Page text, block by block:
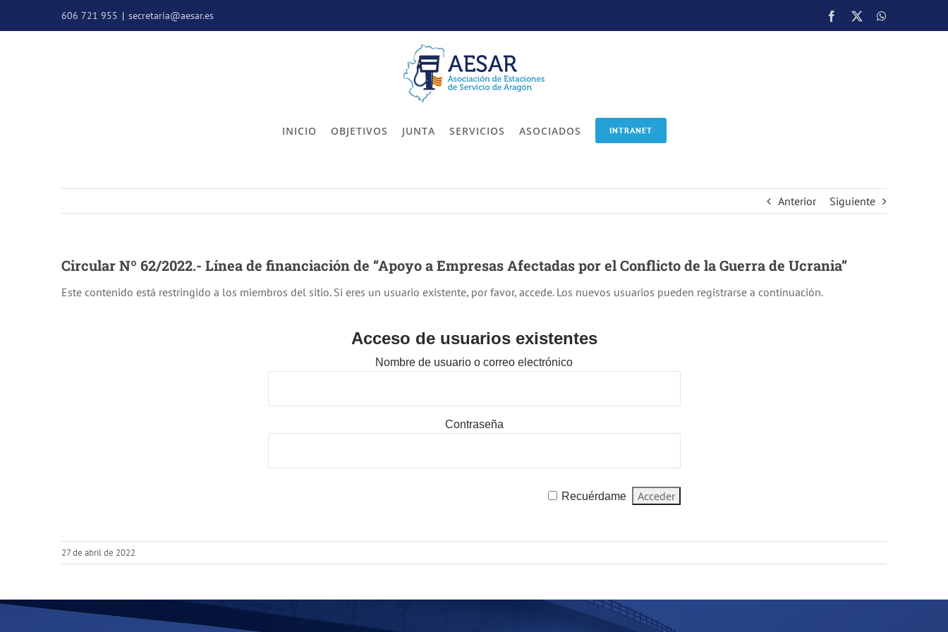
al
606 721 955 | secretaria@aesar.es Facebook
INICIO OBJETIVOS JUNTA SERVICIOS ASOCIADOS INTRANET
Anterior Siguiente
Circular Nº 62/2022.- Línea de financiación de “Apoyo a Empresas Afectadas por el Conflicto de la Guerra de Ucrania”
Este contenido está restringido a los miembros del sitio. Si eres un usuario existente, por favor, accede. Los nuevos usuarios pueden registrarse a continuación.
Acceso de usuarios existentes
Nombre de usuario o correo electrónico
Contraseña
Recuérdame
27 de abril de 2022